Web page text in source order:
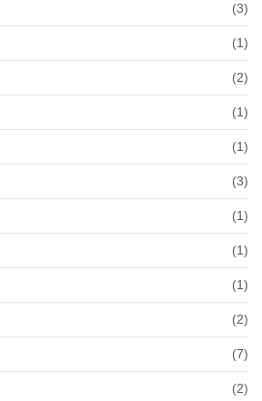
(3)
(1)
(2)
(1)
(1)
(3)
(1)
(1)
(1)
(2)
(7)
(2)